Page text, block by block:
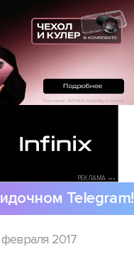
РЕКЛАМА •••
Telegram!
февраля 2017